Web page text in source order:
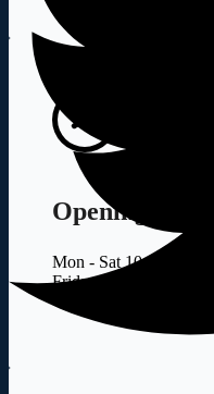
Opening Hour
Mon - Sat 10.00 - 18.00
Friday - Closed